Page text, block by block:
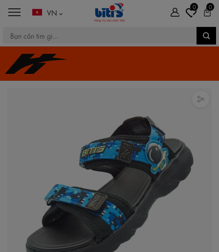
VN
0 0